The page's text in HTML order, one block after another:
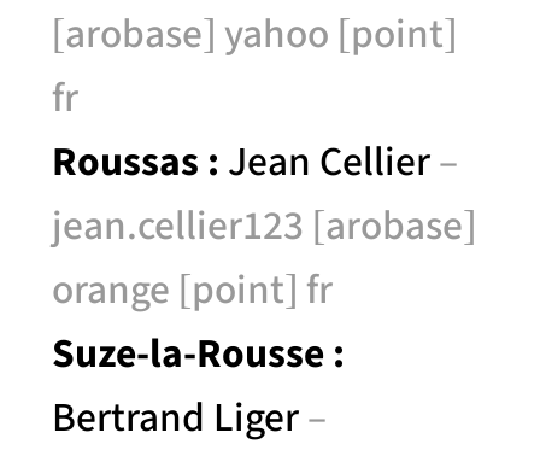
[arobase] yahoo [point]
fr
Roussas : Jean Cellier–
jean.cellier123 [arobase]
orange [point] fr
Suze-la-Rousse :
Bertrand Liger–